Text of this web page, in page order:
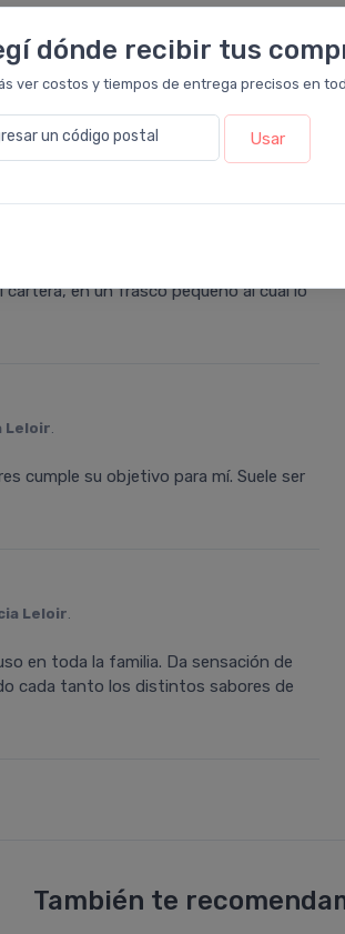
dónde recibir tus
ver costos y tiempos de entrega precisos en
un código postal Usar
Leloir
Su sabor es fresco, y así deja la
en un frasco pequeño al cual lo
Leloir.
cumple su objetivo para mí. Suele ser
Leloir.
en toda la familia. Da sensación de
cada tanto los distintos sabores de
También te